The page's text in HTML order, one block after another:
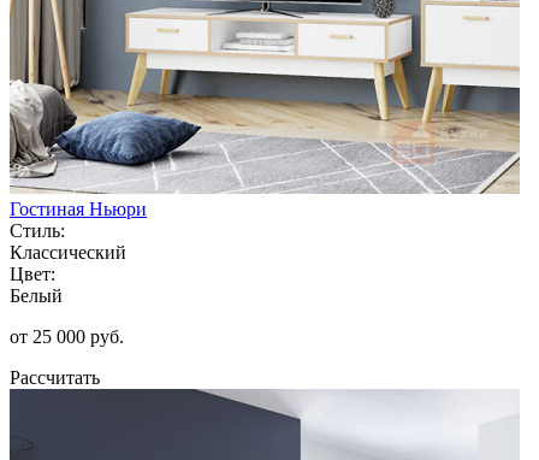
Гостиная Ньюри
Стиль:
Классический
Цвет:
Белый
от 25 000 руб.
Рассчитать